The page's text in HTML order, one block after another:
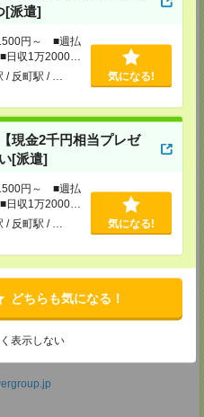
[派遣]
円～ ■週払
収1万2000円
/ 反町駅 / … 気になる!
現金2千円相当プレゼ
[派遣]
円～ ■週払
収1万2000円
/ 反町駅 / … 気になる!
どちらも気になる！
表示しない
1 横浜ランドマークタワー36F
桜木町 1-10-16 シーノ大宮ノース
高崎第一生命ビルディング11Ｆ